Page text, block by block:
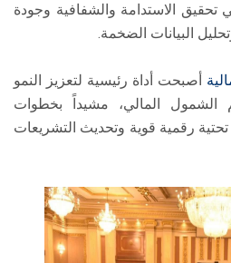
تحقيق الاستدامة والشفافية وجودة
البيانات الضخمة.
أصبحت أداة رئيسية لتعزيز النمو
الشمول المالي، مشيداً بخطوات
تحتية رقمية قوية وتحديث التشريعات